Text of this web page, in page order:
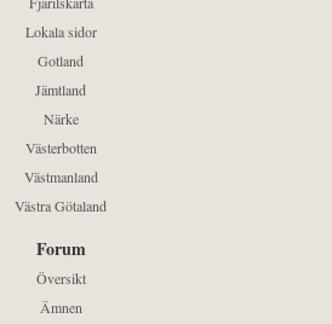
Lokala sidor
Gotland
Jämtland
Närke
Västerbotten
Västmanland
Västra Götaland
Forum
Översikt
Ämnen